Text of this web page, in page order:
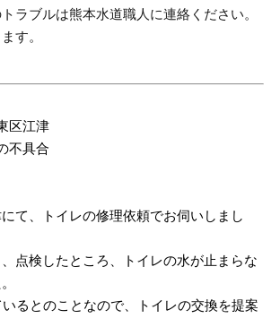
ラブルは熊本水道職人に連絡ください。
す。
区江津
不具合
て、トイレの修理依頼でお伺いしまし
点検したところ、トイレの水が止まらな
るとのことなので、トイレの交換を提案